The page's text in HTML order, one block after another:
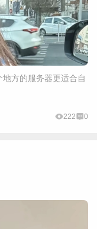
方的服务器更适合自
222 0